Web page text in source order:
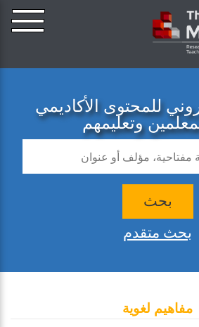
للمحتوى الأكاديمي
وتعليمهم
بحث
بحث متقدم
مفاهيم لغوية